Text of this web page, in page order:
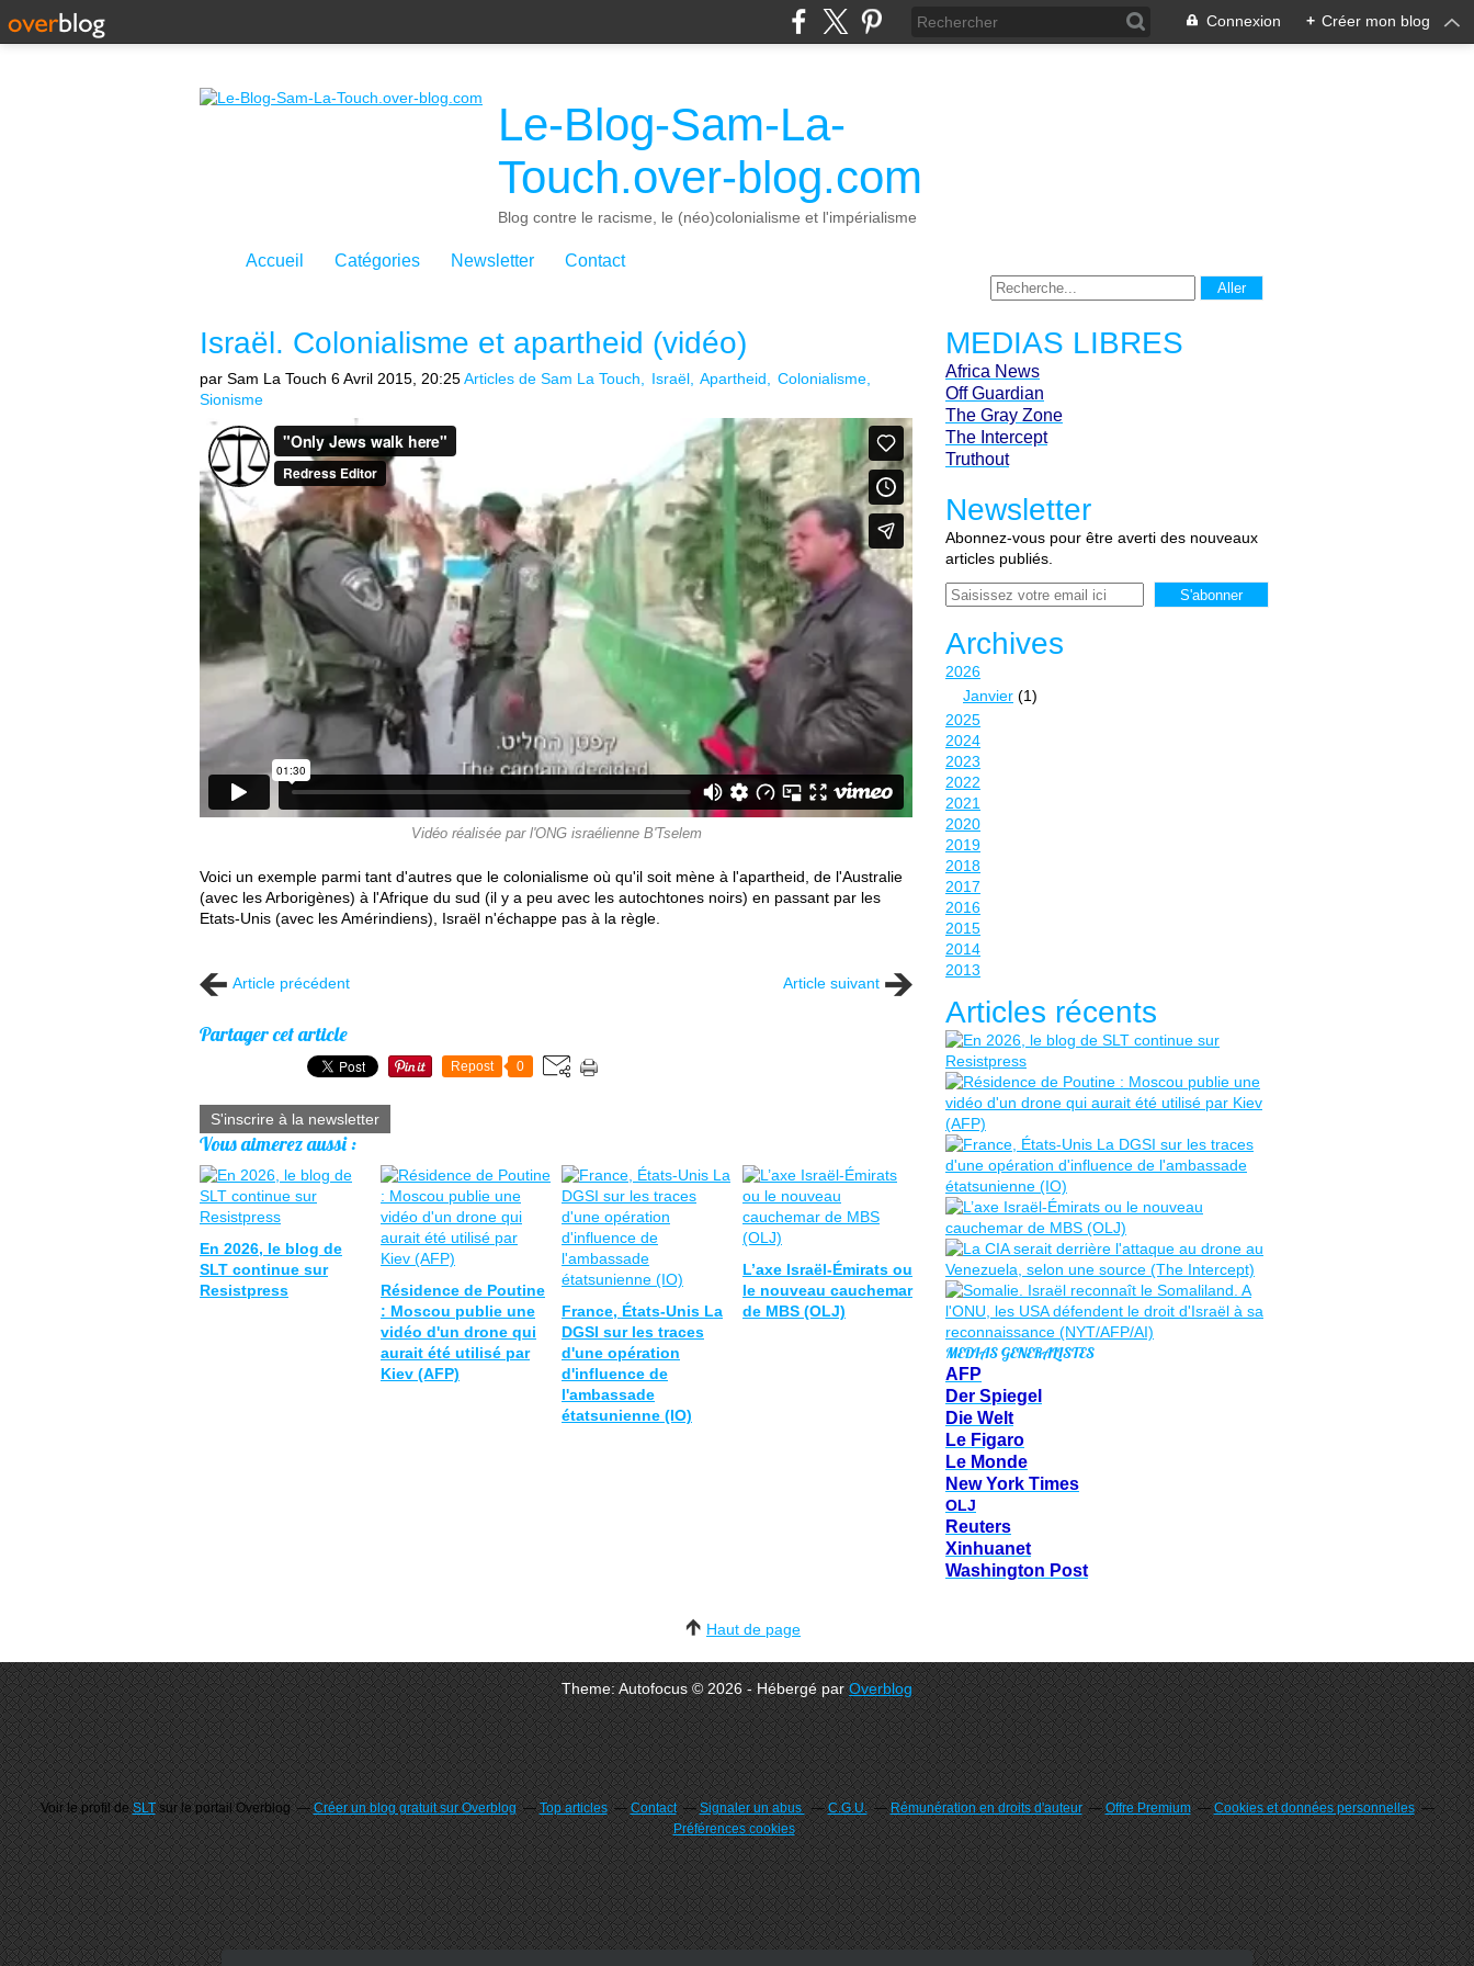
Connexion + Créer mon blog
Le-Blog-Sam-La-
Touch.over-blog.com
Blog contre le racisme, le (néo)colonialisme et l'impérialisme
Accueil Catégories Newsletter Contact
Israël. Colonialisme et apartheid (vidéo)
par Sam La Touch 6 Avril 2015, 20:25Articles de Sam La Touch Israël Apartheid
Colonialisme
Sionisme
Vidéo réalisée par l'ONG israélienne B'Tselem
Voici un exemple parmi tant d'autres que le colonialisme où qu'il soit mène à l'apartheid, de l'Australie
(avec les Arborigènes) à l'Afrique du sud (il y a peu avec les autochtones noirs) en passant par les
Etats-Unis (avec les Amérindiens), Israël n'échappe pas à la règle.
Article précédent Article suivant
Partager cet article
Repost 0
S'inscrire à la newsletter
Vous aimerez aussi :
En 2026, le blog de
SLT continue sur
Resistpress
Résidence de Poutine
: Moscou publie une
vidéo d'un drone qui
aurait été utilisé par
Kiev (AFP)
France, États-Unis La
DGSI sur les traces
d'une opération
d'influence de
l'ambassade
étatsunienne (IO)
L’axe Israël-Émirats ou
le nouveau cauchemar
de MBS (OLJ)
MEDIAS LIBRES
Africa News
Off Guardian
The Gray Zone
The Intercept
Truthout
Newsletter
Abonnez-vous pour être averti des nouveaux
articles publiés.
Email
Archives
2026
Janvier (1)
2025
2024
2023
2022
2021
2020
2019
2018
2017
2016
2015
2014
2013
Articles récents
MEDIAS GENERALISTES
AFP
Der Spiegel
Die Welt
Le Figaro
Le Monde
New York Times
OLJ
Reuters
Xinhuanet
Washington Post
Haut de page
Theme: Autofocus © 2026 - Hébergé parOverblog
Voir le profil deSLTsur le portail Overblog Créer un blog gratuit sur Overblog Top articles Contact Signaler un abus C.G.U. Rémunération en droits d'auteur Offre Premium
Cookies et données personnelles
Préférences cookies